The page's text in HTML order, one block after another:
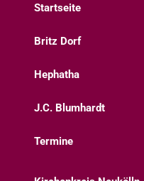
Startseite
Britz Dorf
Hephatha
J.C. Blumhardt
Termine